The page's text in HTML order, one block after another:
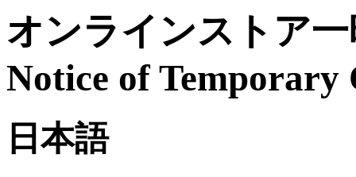
オンラインストア
Notice of Temporary
日本語